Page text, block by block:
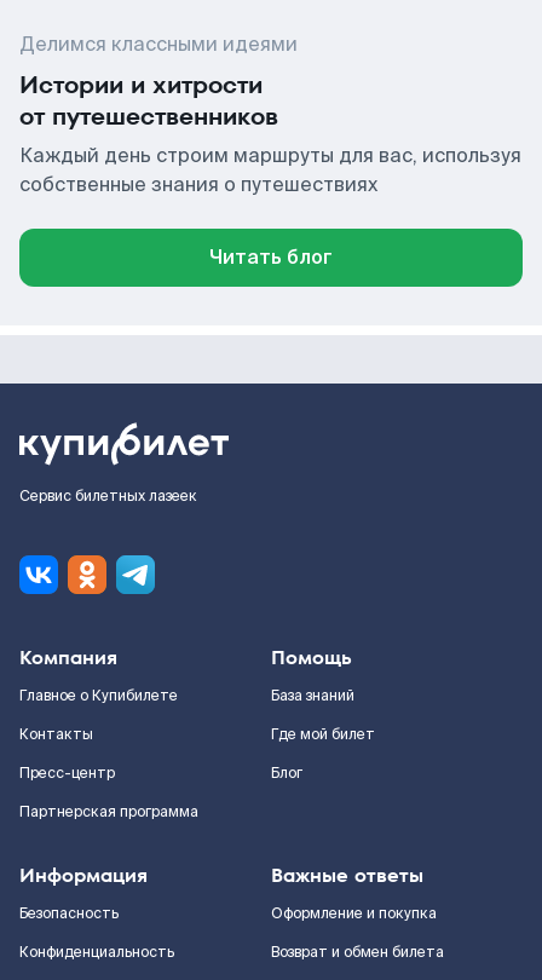
Делимся классными идеями
Истории и хитрости
от путешественников
Каждый день строим маршруты для вас, используя
собственные знания о путешествиях
Читать блог
Сервис билетных лазеек
Компания
Главное о Купибилете
Контакты
Пресс-центр
Партнерская программа
Помощь
База знаний
Где мой билет
Блог
Информация
Безопасность
Конфиденциальность
Важные ответы
Оформление и покупка
Возврат и обмен билета